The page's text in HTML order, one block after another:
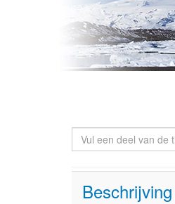
Vul een deel van de